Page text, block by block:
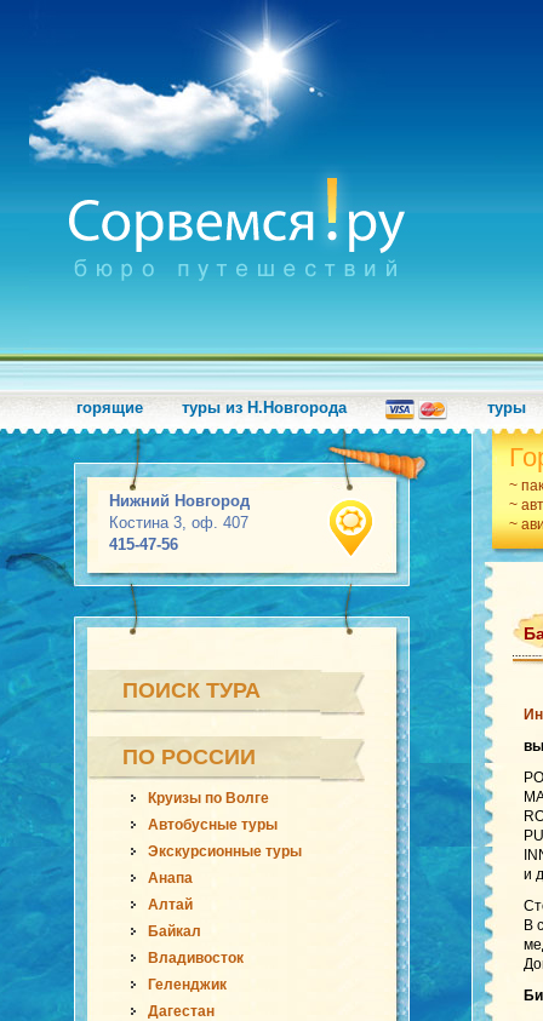
горящие туры из Н.Новгорода туры
Нижний Новгород
Костина 3, оф. 407
415-47-56
~
~
~
ПОИСК ТУРА
ПО РОССИИ
Круизы по Волге
Автобусные туры
Экскурсионные туры
Анапа
Алтай
Байкал
Владивосток
Геленджик
Дагестан
и
В